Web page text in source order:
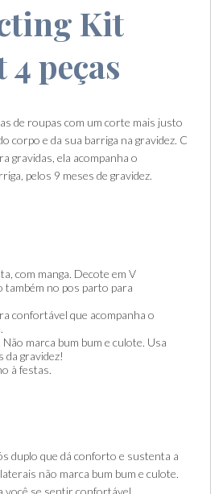
Kit
peças
de roupas com um corte mais justo
corpo e da sua barriga na gravidez. C
gravidas, ela acompanha o
pelos 9 meses de gravidez.
com manga. Decote em V
no pos parto para
confortável que acompanha o
marca bum bum e culote. Usa
da gravidez!
à festas.
duplo que dá conforto e sustenta a
não marca bum bum e culote.
você se sentir confortável.